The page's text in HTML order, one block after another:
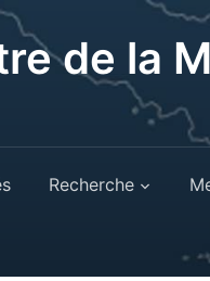
de la
Recherche